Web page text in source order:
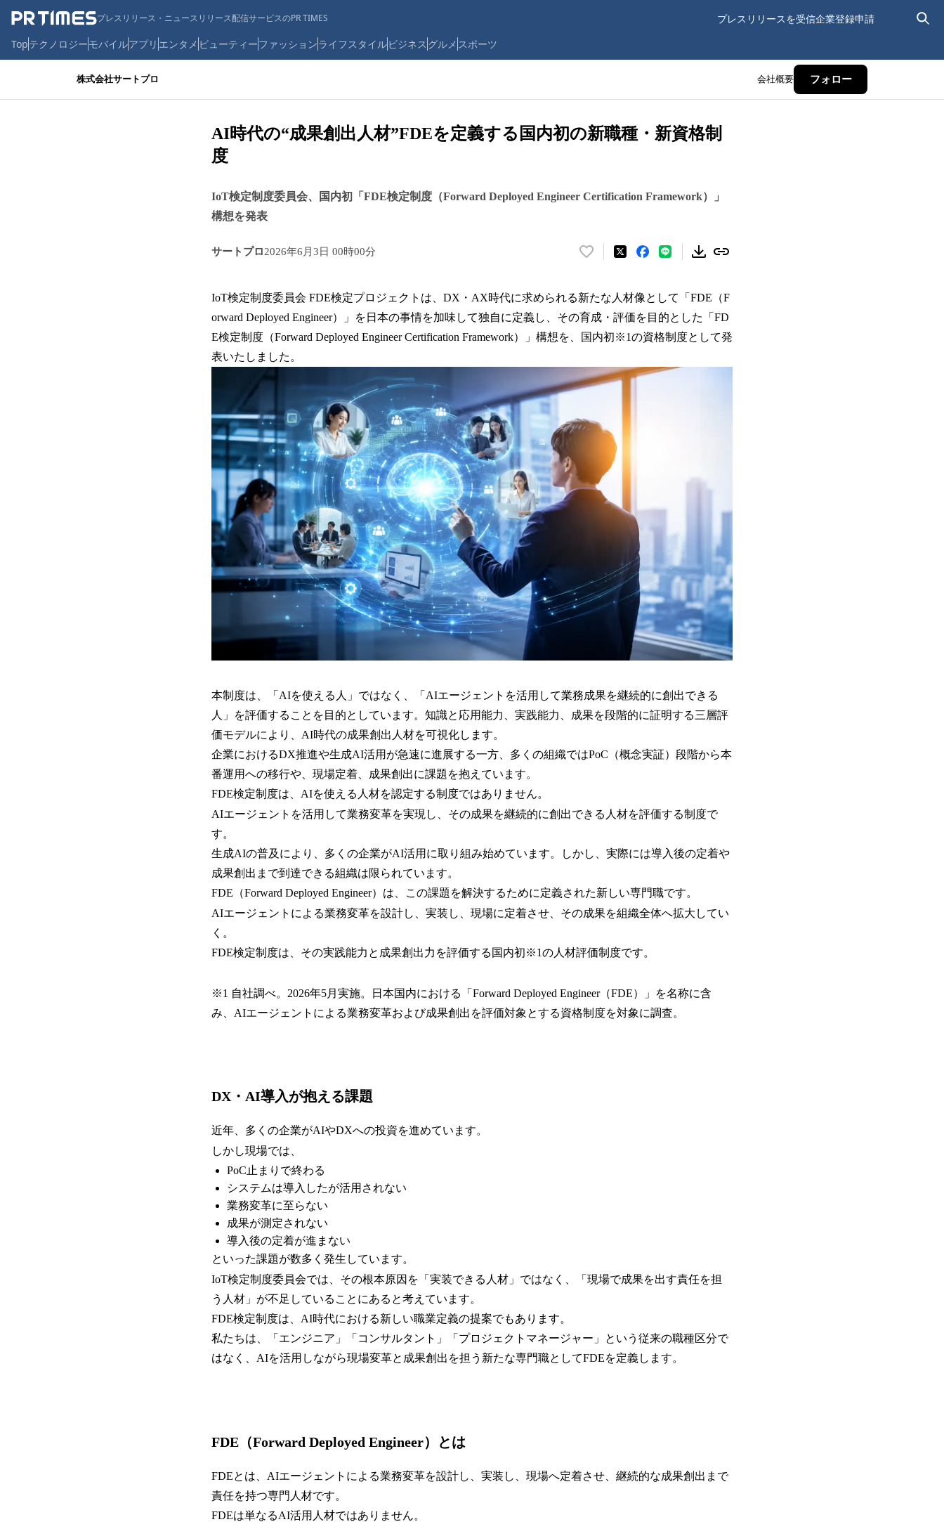
プレスリリース・ニュースリリース配信サービスのPR TIMES プレスリリースを受信企業登録申請
Topテクノロジーモバイルアプリ エンタメ ビューティーファッションライフスタイルビジネス グルメ スポーツ
株式会社サートプロ 会社概要 フォロー
AI時代の“成果創出人材”FDEを定義する国内初の新職種・新資格制
度
IoT検定制度委員会、国内初「FDE検定制度（Forward Deployed Engineer Certification Framework）」
構想を発表
サートプロ2026年6月3日 00時00分
い
！
数
を
込
み
で
IoT検定制度委員会 FDE検定プロジェクトは、DX・AX時代に求められる新たな人材像として「FDE（F
orward Deployed Engineer）」を日本の事情を加味して独自に定義し、その育成・評価を目的とした「FD
E検定制度（Forward Deployed Engineer Certification Framework）」構想を、国内初※1の資格制度として発
表いたしました。
本制度は、「AIを使える人」ではなく、「AIエージェントを活用して業務成果を継続的に創出できる
人」を評価することを目的としています。知識と応用能力、実践能力、成果を段階的に証明する三層評
価モデルにより、AI時代の成果創出人材を可視化します。
企業におけるDX推進や生成AI活用が急速に進展する一方、多くの組織ではPoC（概念実証）段階から本
番運用への移行や、現場定着、成果創出に課題を抱えています。
FDE検定制度は、AIを使える人材を認定する制度ではありません。
AIエージェントを活用して業務変革を実現し、その成果を継続的に創出できる人材を評価する制度で
す。
生成AIの普及により、多くの企業がAI活用に取り組み始めています。しかし、実際には導入後の定着や
成果創出まで到達できる組織は限られています。
FDE（Forward Deployed Engineer）は、この課題を解決するために定義された新しい専門職です。
AIエージェントによる業務変革を設計し、実装し、現場に定着させ、その成果を組織全体へ拡大してい
く。
FDE検定制度は、その実践能力と成果創出力を評価する国内初※1の人材評価制度です。
※1 自社調べ。2026年5月実施。日本国内における「Forward Deployed Engineer（FDE）」を名称に含
み、AIエージェントによる業務変革および成果創出を評価対象とする資格制度を対象に調査。
DX・AI導入が抱える課題
近年、多くの企業がAIやDXへの投資を進めています。
しかし現場では、
PoC止まりで終わる
システムは導入したが活用されない
業務変革に至らない
成果が測定されない
導入後の定着が進まない
といった課題が数多く発生しています。
IoT検定制度委員会では、その根本原因を「実装できる人材」ではなく、「現場で成果を出す責任を担
う人材」が不足していることにあると考えています。
FDE検定制度は、AI時代における新しい職業定義の提案でもあります。
私たちは、「エンジニア」「コンサルタント」「プロジェクトマネージャー」という従来の職種区分で
はなく、AIを活用しながら現場変革と成果創出を担う新たな専門職としてFDEを定義します。
FDE（Forward Deployed Engineer）とは
FDEとは、AIエージェントによる業務変革を設計し、実装し、現場へ定着させ、継続的な成果創出まで
責任を持つ専門人材です。
FDEは単なるAI活用人材ではありません。